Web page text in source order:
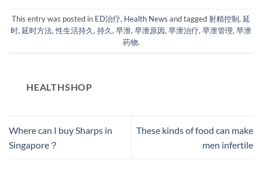
This entry was posted in ED治疗, Health News and tagged射精控制, 延
时, 延时方法,性生活持久, 持久, 早泄, 早泄原因, 早泄治疗, 早泄管理, 早泄
药物.
HEALTHSHOP
Where can I buy Sharps in
Singapore？
These kinds of food can make
men infertile